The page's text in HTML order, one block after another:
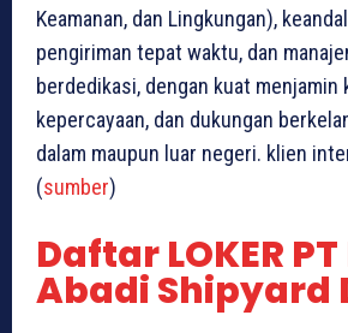
Keamanan, dan Lingkungan),
pengiriman tepat waktu, dan
berdedikasi, dengan kuat menjamin
kepercayaan, dan dukungan
dalam maupun luar negeri. klien
(sumber)
Daftar LOKER
Abadi Shipyard